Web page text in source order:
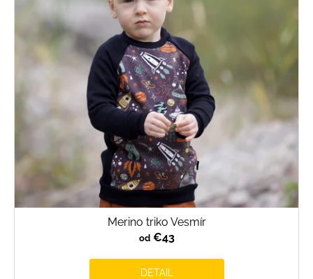
Merino triko Vesmír
od€43
DETAIL